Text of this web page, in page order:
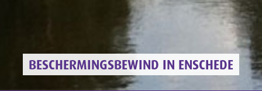
BESCHERMINGSBEWIND IN ENSCHEDE